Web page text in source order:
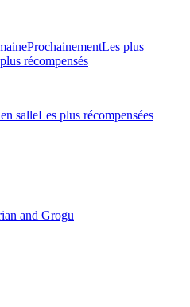
ProchainementLes plus
récompensés
salleLes plus récompensées
and Grogu